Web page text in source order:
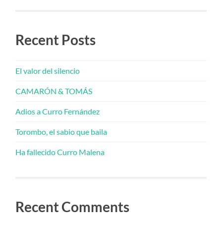
Recent Posts
El valor del silencio
CAMARÓN & TOMÁS
Adios a Curro Fernández
Torombo, el sabio que baila
Ha fallecido Curro Malena
Recent Comments